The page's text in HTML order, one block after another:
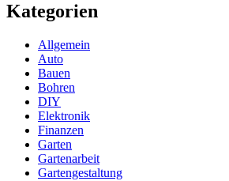
Kategorien
Allgemein
Auto
Bauen
Bohren
DIY
Elektronik
Finanzen
Garten
Gartenarbeit
Gartengestaltung